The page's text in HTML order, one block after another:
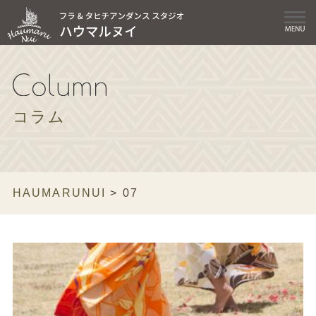
コラム
HAUMARUNUI > 07